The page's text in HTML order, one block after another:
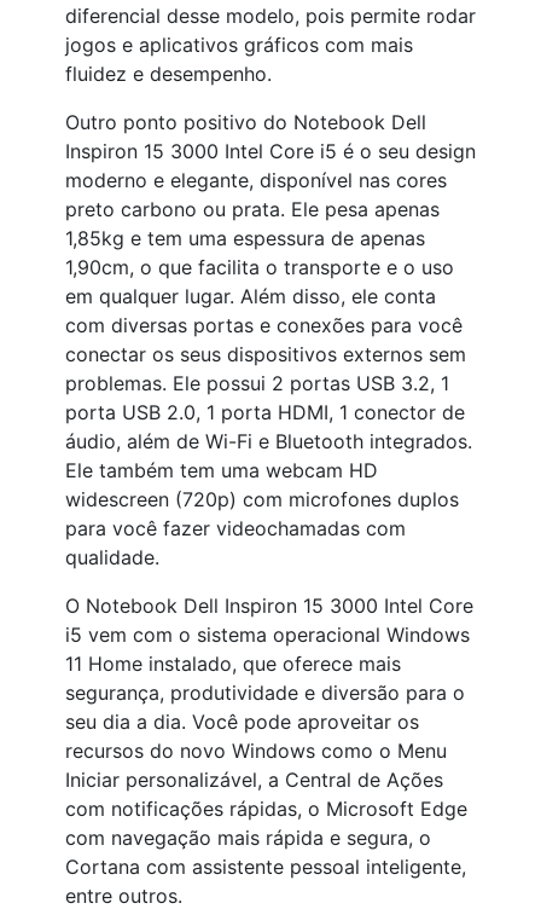
diferencial desse modelo, pois permite rodar
jogos e aplicativos gráficos com mais
fluidez e desempenho.
Outro ponto positivo do Notebook Dell
Inspiron 15 3000 Intel Core i5 é o seu design
moderno e elegante, disponível nas cores
preto carbono ou prata. Ele pesa apenas
1,85kg e tem uma espessura de apenas
1,90cm, o que facilita o transporte e o uso
em qualquer lugar. Além disso, ele conta
com diversas portas e conexões para você
conectar os seus dispositivos externos sem
problemas. Ele possui 2 portas USB 3.2, 1
porta USB 2.0, 1 porta HDMI, 1 conector de
áudio, além de Wi-Fi e Bluetooth integrados.
Ele também tem uma webcam HD
widescreen (720p) com microfones duplos
para você fazer videochamadas com
qualidade.
O Notebook Dell Inspiron 15 3000 Intel Core
i5 vem com o sistema operacional Windows
11 Home instalado, que oferece mais
segurança, produtividade e diversão para o
seu dia a dia. Você pode aproveitar os
recursos do novo Windows como o Menu
Iniciar personalizável, a Central de Ações
com notificações rápidas, o Microsoft Edge
com navegação mais rápida e segura, o
Cortana com assistente pessoal inteligente,
entre outros.